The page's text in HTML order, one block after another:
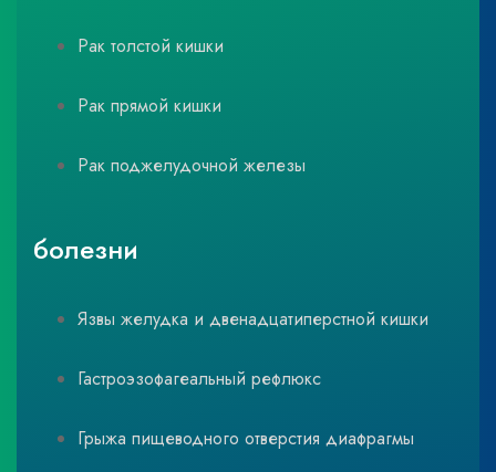
Рак толстой кишки
Рак прямой кишки
Рак поджелудочной железы
болезни
Язвы желудка и двенадцатиперстной кишки
Гастроэзофагеальный рефлюкс
Грыжа пищеводного отверстия диафрагмы